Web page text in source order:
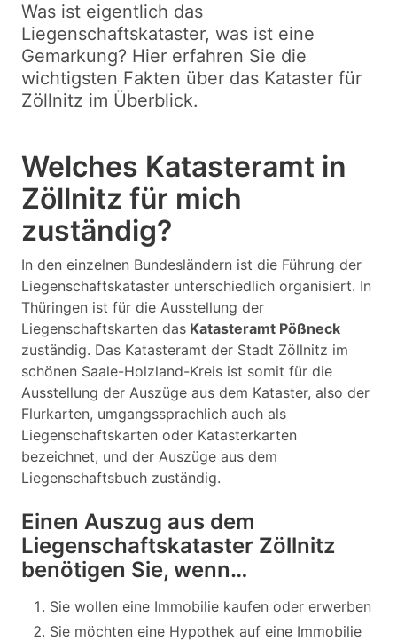
Was ist eigentlich das
Liegenschaftskataster, was ist eine
Gemarkung? Hier erfahren Sie die
wichtigsten Fakten über das Kataster für
Zöllnitz im Überblick.
Welches Katasteramt in
Zöllnitz für mich
zuständig?
In den einzelnen Bundesländern ist die Führung der
Liegenschaftskataster unterschiedlich organisiert. In
Thüringen ist für die Ausstellung der
Liegenschaftskarten das Katasteramt Pößneck
zuständig. Das Katasteramt der Stadt Zöllnitz im
schönen Saale-Holzland-Kreis ist somit für die
Ausstellung der Auszüge aus dem Kataster, also der
Flurkarten, umgangssprachlich auch als
Liegenschaftskarten oder Katasterkarten
bezeichnet, und der Auszüge aus dem
Liegenschaftsbuch zuständig.
Einen Auszug aus dem
Liegenschaftskataster Zöllnitz
benötigen Sie, wenn…
Sie wollen eine Immobilie kaufen oder erwerben
Sie möchten eine Hypothek auf eine Immobilie